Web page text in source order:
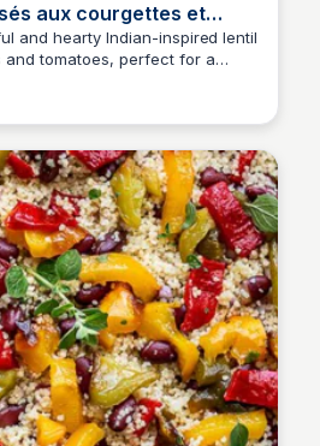
aux courgettes et
and hearty Indian-inspired lentil
tomatoes, perfect for a
the week.